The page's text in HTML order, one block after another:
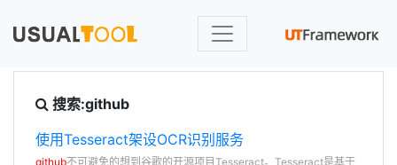
搜索:github
使用Tesseract架设OCR识别服务
github不可避免的想到谷歌的开源项目Tesseract。Tesseract是基于